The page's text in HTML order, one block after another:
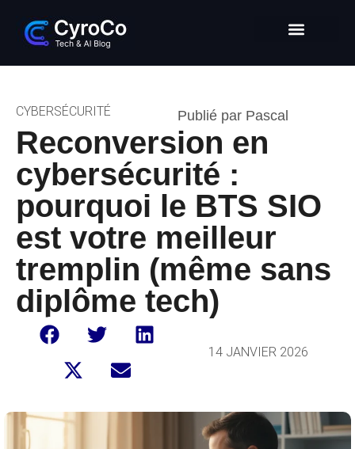
CYBERSÉCURITÉ Publié par Pascal
Reconversion en
cybersécurité :
pourquoi le BTS SIO
est votre meilleur
tremplin (même sans
diplôme tech)
14 JANVIER 2026